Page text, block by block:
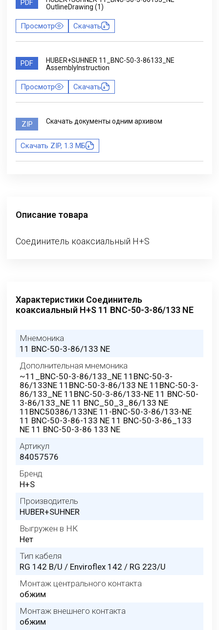
PDF
OutlineDrawing (1)
Просмотр Скачать
PDF
HUBER+SUHNER 11_BNC-50-3-86133_NE
AssemblyInstruction
Просмотр Скачать
ZIP Скачать документы одним архивом
Скачать ZIP, 1.3 МБ
Описание товара
Соединитель коаксиальный H+S
Характеристики Соединитель
коаксиальный H+S 11 BNC-50-3-86/133 NE
Мнемоника
11 BNC-50-3-86/133 NE
Дополнительная мнемоника
~11_BNC-50-3-86/133_NE 11BNC-50-3-
86/133NE 11BNC-50-3-86/133 NE 11BNC-50-3-
86/133_NE 11BNC-50-3-86/133-NE 11 BNC-50-
3-86/133_NE 11 BNC_50_3_86/133 NE
11BNC50386/133NE 11-BNC-50-3-86/133-NE
11 BNC-50-3-86-133 NE 11 BNC-50-3-86_133
NE 11 BNC-50-3-86 133 NE
Артикул
84057576
Бренд
H+S
Производитель
HUBER+SUHNER
Выгружен в НК
Нет
Тип кабеля
RG 142 B/U / Enviroflex 142 / RG 223/U
Монтаж центрального контакта
обжим
Монтаж внешнего контакта
обжим